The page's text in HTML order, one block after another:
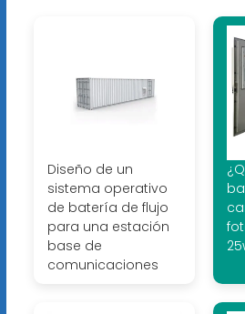
Diseño de un
sistema operativo
de batería de flujo
para una estación
base de
comunicaciones